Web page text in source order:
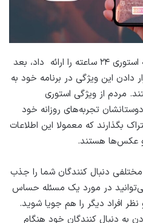
اسنپ ​​چت اولین برنامه‌ای بود که استوری ۲۴ ساعته را ارائه داد، بعد
دادن این ویژگی در برنامه خود به
مردم از ویژگی استوری
دوستانشان تجربه‌های روزانه خود
بگذارند که معمولا این اطلاعات
و عکس‌ها هستند.
دنبال کنندگان شما را جذب
در مورد یک مسئله حساس
افراد دیگر را هم جویا شوید.
به دنبال کنندگان خود هنگام